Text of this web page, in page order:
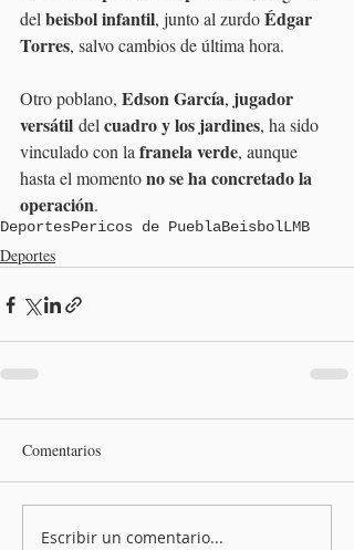
del beisbol infantil, junto al zurdo Édgar
Torres, salvo cambios de última hora.
Otro poblano, Edson García, jugador
versátil del cuadro y los jardines, ha sido
vinculado con la franela verde, aunque
hasta el momento no se ha concretado la
operación.
DeportesPericos de PueblaBeisbolLMB
Deportes
Comentarios
Escribir un comentario...